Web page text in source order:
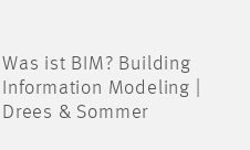
Was ist BIM? Building
Information Modeling |
Drees & Sommer